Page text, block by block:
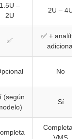
1.5U –
2U
2U – 4U
✅
✅ +
adicional
No
(según
Sí
Completa +